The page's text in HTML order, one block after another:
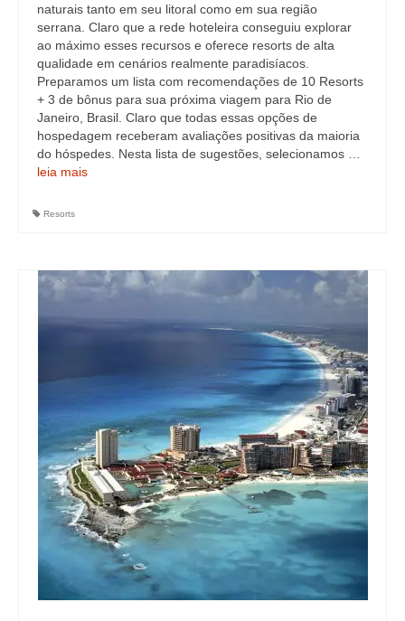
naturais tanto em seu litoral como em sua região
serrana. Claro que a rede hoteleira conseguiu explorar
ao máximo esses recursos e oferece resorts de alta
qualidade em cenários realmente paradisíacos.
Preparamos um lista com recomendações de 10 Resorts
+ 3 de bônus para sua próxima viagem para Rio de
Janeiro, Brasil. Claro que todas essas opções de
hospedagem receberam avaliações positivas da maioria
do hóspedes. Nesta lista de sugestões, selecionamos …
leia mais
Resorts